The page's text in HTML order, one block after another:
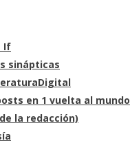
If
sinápticas
en 1 vuelta al mundo
la redacción)